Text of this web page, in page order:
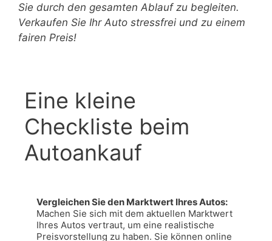
Sie durch den gesamten Ablauf zu begleiten.
Verkaufen Sie Ihr Auto stressfrei und zu einem
fairen Preis!
Eine kleine
Checkliste beim
Autoankauf
Machen Sie sich mit dem aktuellen Marktwert
Ihres Autos vertraut, um eine realistische